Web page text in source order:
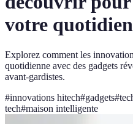
votre quotidien
Explorez comment les
quotidienne avec des gadgets
avant-gardistes.
#innovations hitech#gadgets#
tech#maison intelligente